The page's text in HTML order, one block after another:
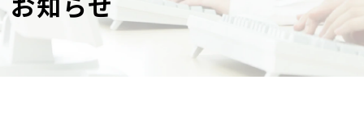
業務DXソリューション
業務から探す